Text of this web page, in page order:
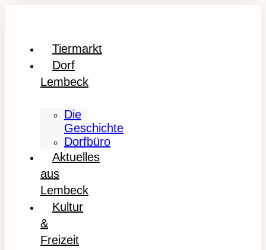
Tiermarkt
Dorf
Lembeck
Die
Geschichte
Dorfbüro
Aktuelles
aus
Lembeck
Kultur
&
Freizeit